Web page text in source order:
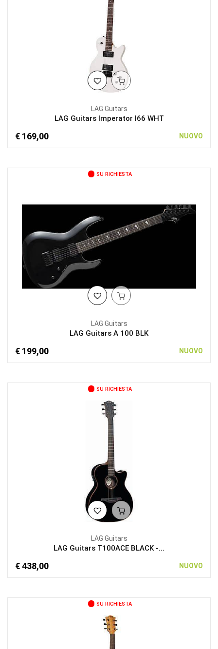
LAG Guitars
LAG Guitars Imperator I66 WHT
€ 169,00 NUOVO
SU RICHIESTA
LAG Guitars
LAG Guitars A 100 BLK
€ 199,00 NUOVO
SU RICHIESTA
LAG Guitars
LAG Guitars T100ACE BLACK -...
€ 438,00 NUOVO
SU RICHIESTA